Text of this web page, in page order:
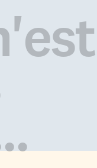
le
Paris: